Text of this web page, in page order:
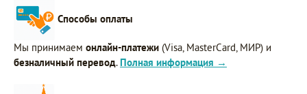
Способы оплаты
Мы принимаем онлайн-платежи (Visa, MasterCard, МИР) и
безналичный перевод. Полная информация →